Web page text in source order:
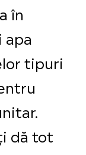
în
tipuri
dă tot